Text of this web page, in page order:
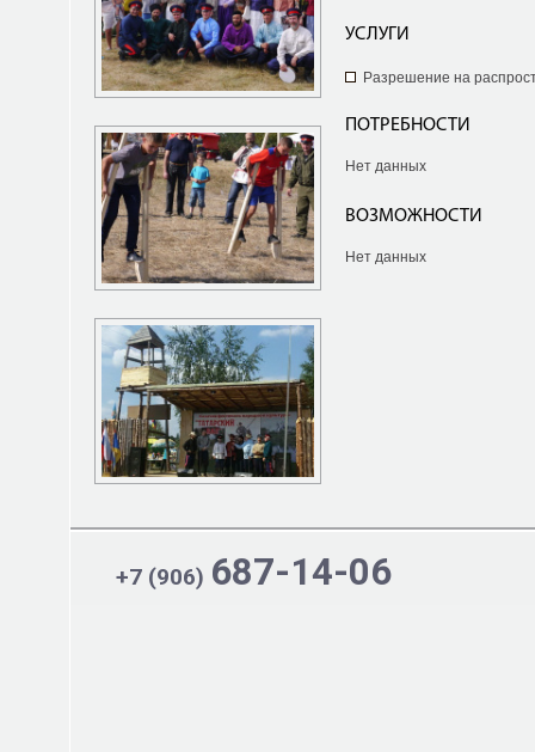
УСЛУГИ
Разрешение на
ПОТРЕБНОСТИ
Нет данных
ВОЗМОЖНОСТИ
Нет данных
+7 (906) 687-14-06